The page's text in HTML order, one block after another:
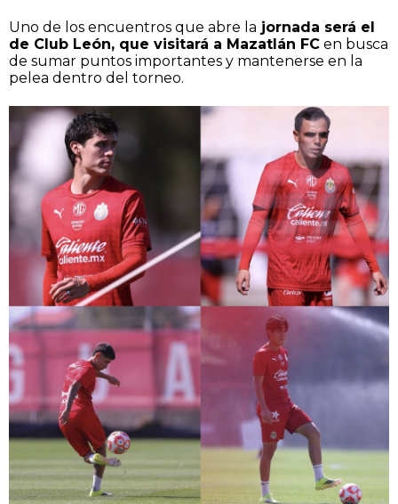
Uno de los encuentros que abre la jornada será el
de Club León, que visitará a Mazatlán FC en busca
de sumar puntos importantes y mantenerse en la
pelea dentro del torneo.